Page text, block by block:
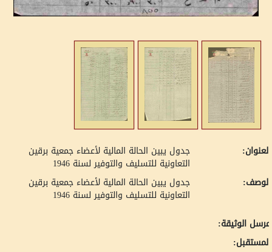
جدول يبين الحالة المالية لأعضاء جمعية برقين
التعاونية للتسليف والتوفير لسنة 1946
جدول يبين الحالة المالية لأعضاء جمعية برقين
التعاونية للتسليف والتوفير لسنة 1946
الوثيقة: